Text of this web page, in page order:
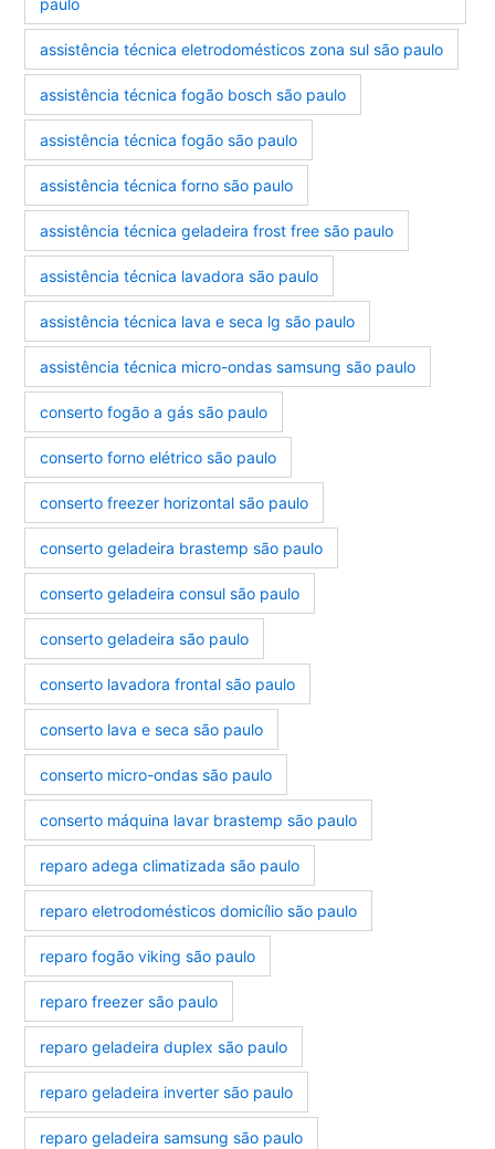
paulo
assistência técnica eletrodomésticos zona sul são paulo
assistência técnica fogão bosch são paulo
assistência técnica fogão são paulo
assistência técnica forno são paulo
assistência técnica geladeira frost free são paulo
assistência técnica lavadora são paulo
assistência técnica lava e seca lg são paulo
assistência técnica micro-ondas samsung são paulo
conserto fogão a gás são paulo
conserto forno elétrico são paulo
conserto freezer horizontal são paulo
conserto geladeira brastemp são paulo
conserto geladeira consul são paulo
conserto geladeira são paulo
conserto lavadora frontal são paulo
conserto lava e seca são paulo
conserto micro-ondas são paulo
conserto máquina lavar brastemp são paulo
reparo adega climatizada são paulo
reparo eletrodomésticos domicílio são paulo
reparo fogão viking são paulo
reparo freezer são paulo
reparo geladeira duplex são paulo
reparo geladeira inverter são paulo
reparo geladeira samsung são paulo